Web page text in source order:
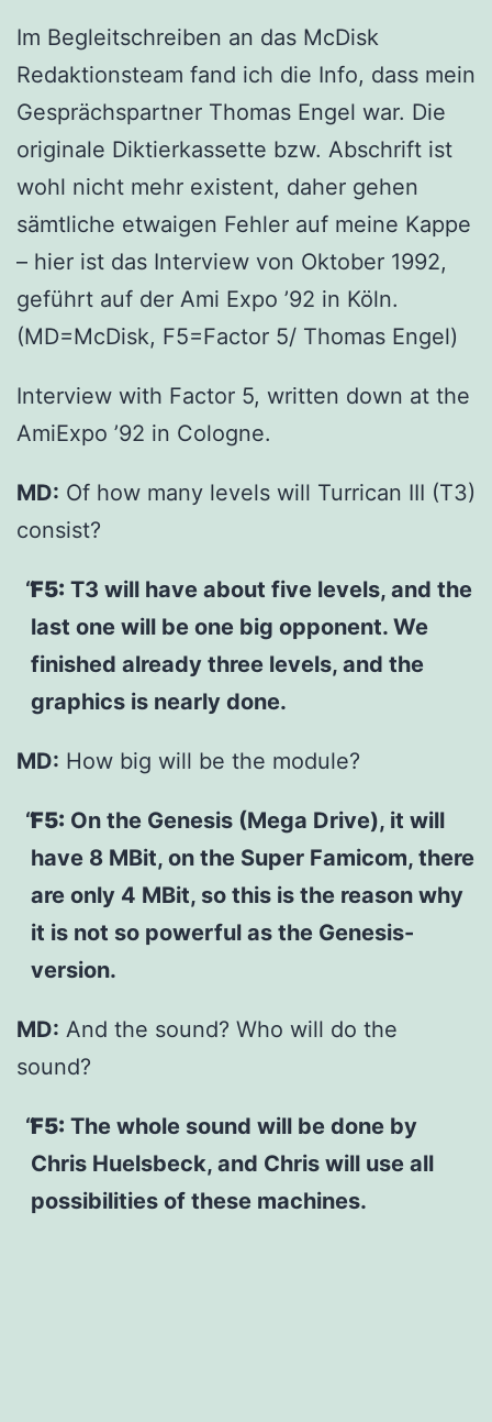
Im Begleitschreiben an das McDisk
Redaktionsteam fand ich die Info, dass mein
Gesprächspartner Thomas Engel war. Die
originale Diktierkassette bzw. Abschrift ist
wohl nicht mehr existent, daher gehen
sämtliche etwaigen Fehler auf meine Kappe
– hier ist das Interview von Oktober 1992,
geführt auf der Ami Expo ’92 in Köln.
(MD=McDisk, F5=Factor 5/ Thomas Engel)
Interview with Factor 5, written down at the
AmiExpo ’92 in Cologne.
MD: Of how many levels will Turrican III (T3)
consist?
F5: T3 will have about five levels, and the
last one will be one big opponent. We
finished already three levels, and the
graphics is nearly done.
MD: How big will be the module?
F5: On the Genesis (Mega Drive), it will
have 8 MBit, on the Super Famicom, there
are only 4 MBit, so this is the reason why
it is not so powerful as the Genesis-
version.
MD: And the sound? Who will do the
sound?
F5: The whole sound will be done by
Chris Huelsbeck, and Chris will use all
possibilities of these machines.